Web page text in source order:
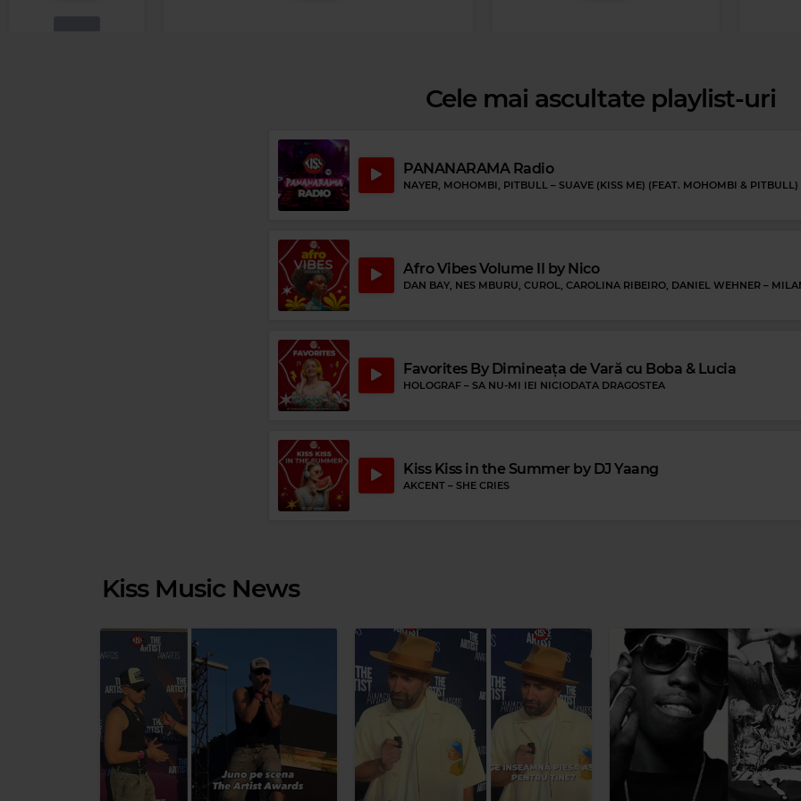
Rock Blues
Cele mai ascultate playlist-uri
PANANARAMA Radio
NAYER, MOHOMBI, PITBULL – SUAVE (KISS ME) (FEAT. MOHOMBI & PITBULL)
Afro Vibes Volume II by Nico
DAN BAY, NES MBURU, CUROL, CAROLINA RIBEIRO, DANIEL WEHNER –
Favorites By Dimineața de Vară cu Boba & Lucia
HOLOGRAF – SA NU-MI IEI NICIODATA DRAGOSTEA
Kiss Kiss in the Summer by DJ Yaang
AKCENT – SHE CRIES
Kiss Music News